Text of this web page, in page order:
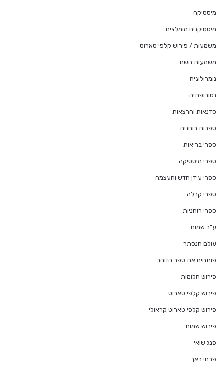
מיסטיקה
מיסטיקנים מומלצים
משמעות / פירוש קלפי טארוט
משמעות השם
נומרולוגיה
נטורופתיה
סדנאות והרצאות
ספרות רוחנית
ספרי בריאות
ספרי מיסטיקה
ספרי עידן חדש והעצמה
ספרי קבלה
ספרי רוחניות
ע"ב שמות
עולם הנסתר
פותחים את ספר הזוהר
פירוש חלומות
פירוש קלפי טארוט
פירוש קלפי טארוט קראולי
פירוש שמות
פנג שואי
פרחי באך